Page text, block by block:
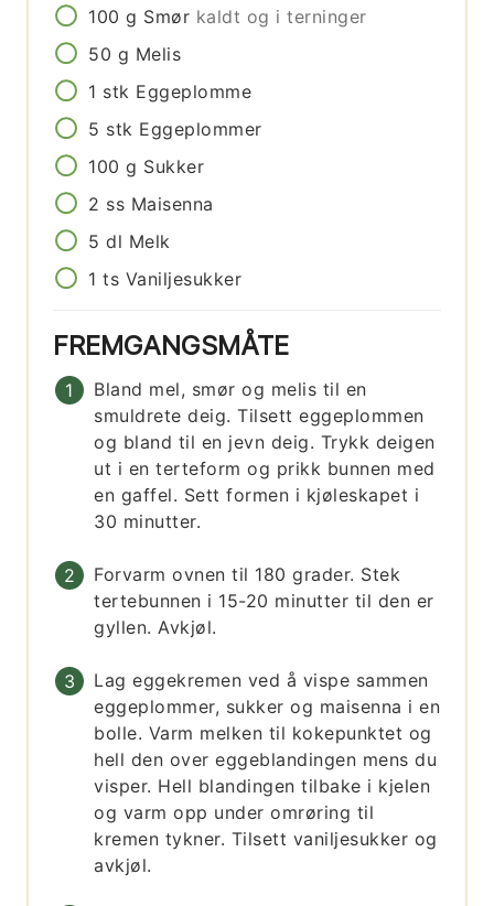
100 g Smør kaldt og i terninger
50 g Melis
1 stk Eggeplomme
5 stk Eggeplommer
100 g Sukker
2 ss Maisenna
5 dl Melk
1 ts Vaniljesukker
FREMGANGSMÅTE
Bland mel, smør og melis til en
smuldrete deig. Tilsett eggeplommen
og bland til en jevn deig. Trykk deigen
ut i en terteform og prikk bunnen med
en gaffel. Sett formen i kjøleskapet i
30 minutter.
Forvarm ovnen til 180 grader. Stek
tertebunnen i 15-20 minutter til den er
gyllen. Avkjøl.
Lag eggekremen ved å vispe sammen
eggeplommer, sukker og maisenna i en
bolle. Varm melken til kokepunktet og
hell den over eggeblandingen mens du
visper. Hell blandingen tilbake i kjelen
og varm opp under omrøring til
kremen tykner. Tilsett vaniljesukker og
avkjøl.